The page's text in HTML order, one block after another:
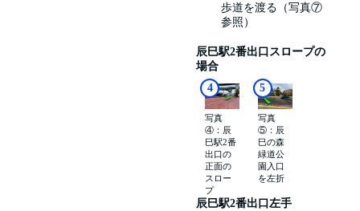
歩道を渡る（写真⑦
参照）
辰巳駅2番出口スロープの
場合
4
写真
④：辰
巳駅2番
出口の
正面の
スロー
プ
5
写真
⑤：辰
巳の森
緑道公
園入口
を左折
辰巳駅2番出口左手